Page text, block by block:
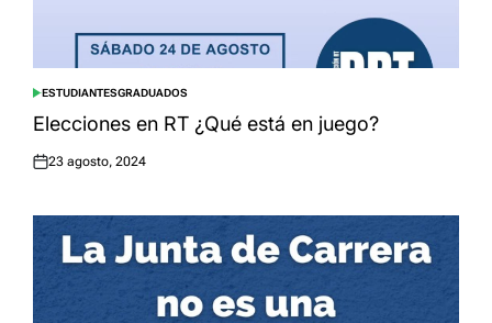
POSTED
IN
ESTUDIANTESGRADUADOS
Elecciones en RT ¿Qué está en juego?
Posted
23 agosto, 2024